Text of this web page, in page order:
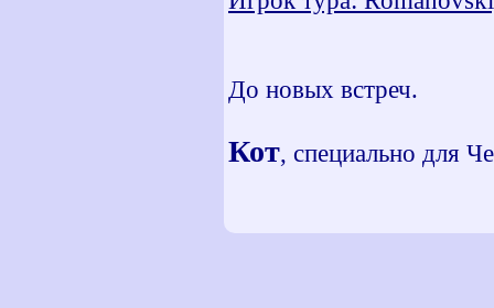
До новых встреч.
Кот, специально для